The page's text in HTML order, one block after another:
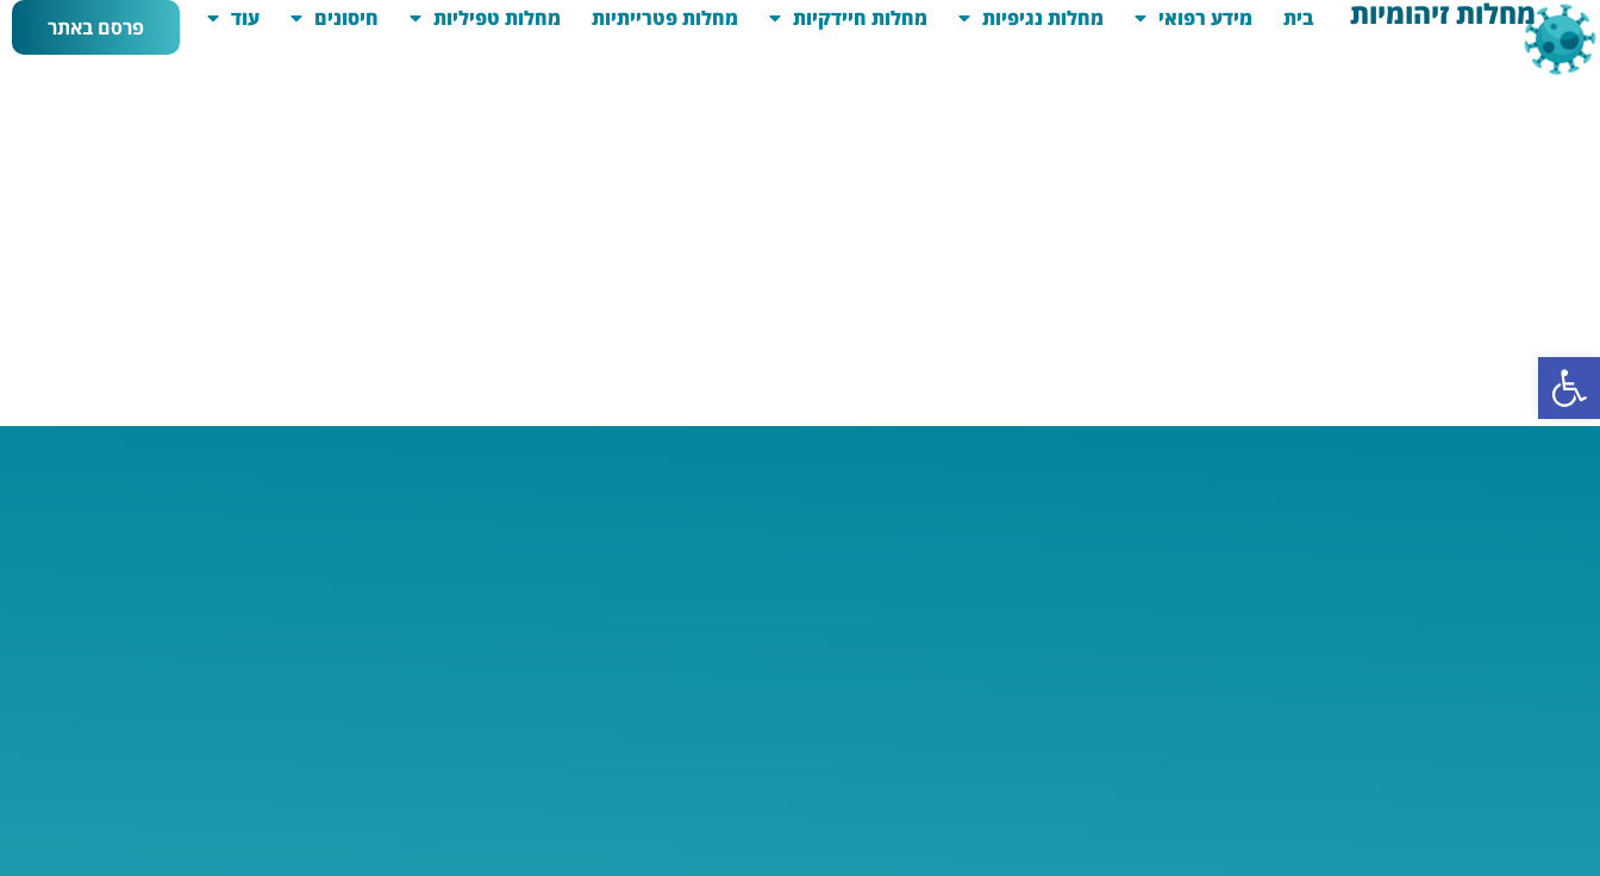
פתח סרגל נגישות
מחלות זיהומיות בית מידע רפואי מחלות נגיפיות מחלות חיידקיות מחלות פטרייתיות מחלות טפיליות חיסונים עוד פרסם באתר